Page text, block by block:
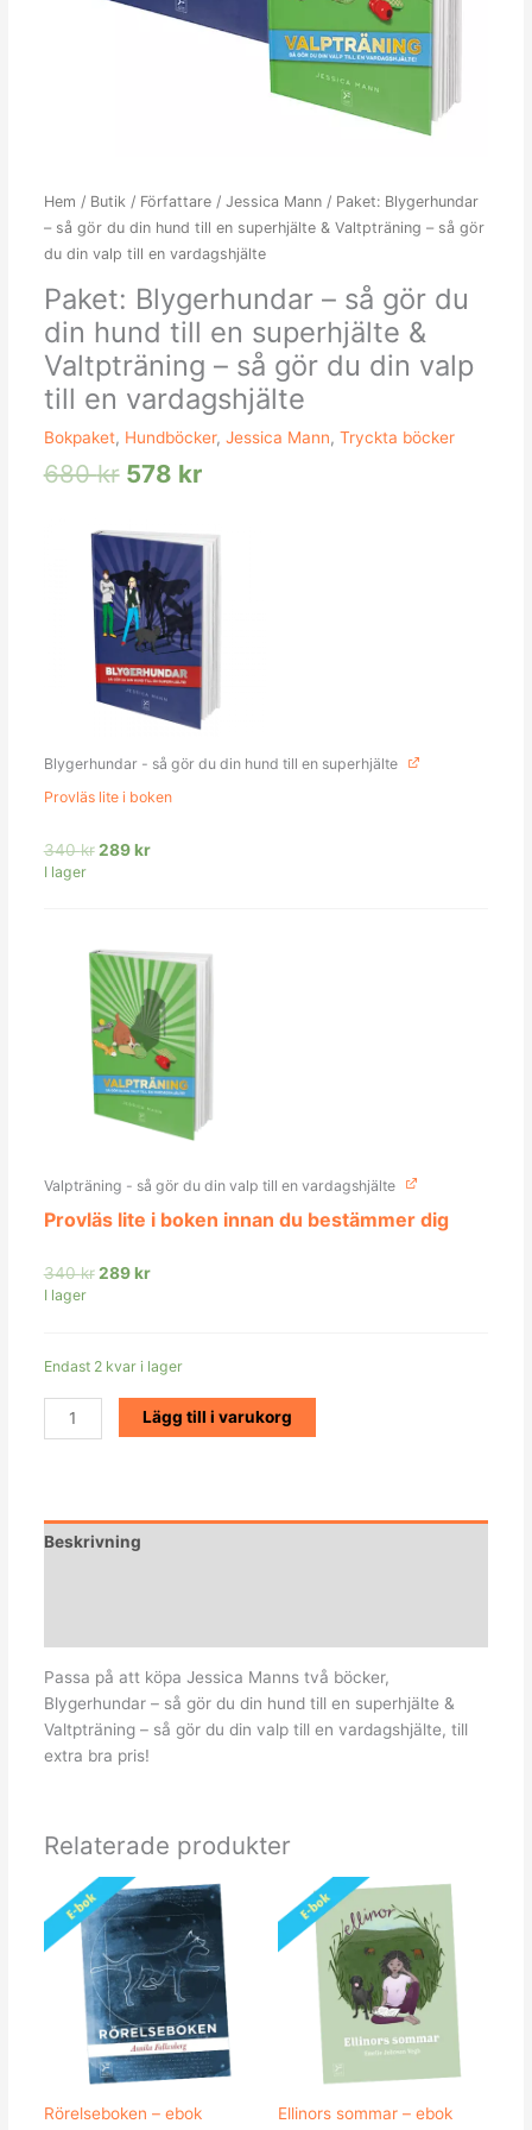
Hem / Butik/ Författare/ Jessica Mann/ Paket: Blygerhundar
– så gör du din hund till en superhjälte & Valtpträning – så gör
du din valp till en vardagshjälte
Paket: Blygerhundar – så gör du
din hund till en superhjälte &
Valtpträning – så gör du din valp
till en vardagshjälte
Bokpaket, Hundböcker, Jessica Mann, Tryckta böcker
680kr 578 kr
Blygerhundar - så gör du din hund till en superhjälte
Provläs lite i boken
340kr
Det
ursprungliga
priset
var:
340 kr.
289kr
nuvarande
priset
är:
289 kr.
I lager
Valpträning - så gör du din valp till en vardagshjälte
Provläs lite i boken innan du bestämmer dig
340kr
Det
ursprungliga
priset
var:
340 kr.
289kr
nuvarande
priset
är:
289 kr.
I lager
Endast 2 kvar i lager
valp
till
en
mängd
Lägg till i varukorg
Beskrivning
Passa på att köpa Jessica Manns två böcker,
Blygerhundar – så gör du din hund till en superhjälte &
Valtpträning – så gör du din valp till en vardagshjälte, till
extra bra pris!
Relaterade produkter
Rörelseboken – ebok Ellinors sommar – ebok